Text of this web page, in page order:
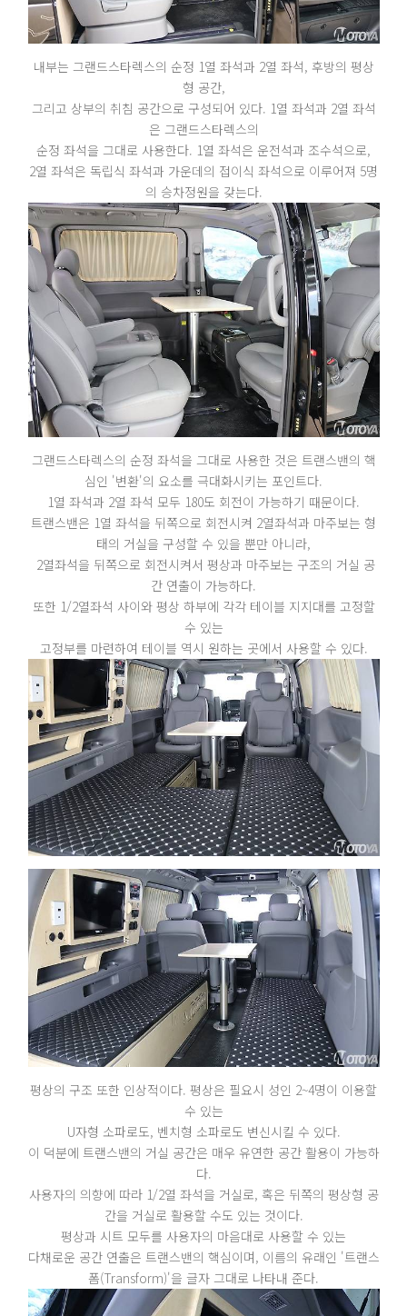
내부는 그랜드스타렉스의 순정 1열 좌석과 2열 좌석, 후방의 평상
형 공간,
그리고 상부의 취침 공간으로 구성되어 있다. 1열 좌석과 2열 좌석
은 그랜드스타렉스의
순정 좌석을 그대로 사용한다. 1열 좌석은 운전석과 조수석으로,
2열 좌석은 독립식 좌석과 가운데의 접이식 좌석으로 이루어져 5명
의 승차정원을 갖는다.
그랜드스타렉스의 순정 좌석을 그대로 사용한 것은 트랜스밴의 핵
심인 '변환'의 요소를 극대화시키는 포인트다.
1열 좌석과 2열 좌석 모두 180도 회전이 가능하기 때문이다.
트랜스밴은 1열 좌석을 뒤쪽으로 회전시켜 2열좌석과 마주보는 형
태의 거실을 구성할 수 있을 뿐만 아니라,
2열좌석을 뒤쪽으로 회전시켜서 평상과 마주보는 구조의 거실 공
간 연출이 가능하다.
또한 1/2열좌석 사이와 평상 하부에 각각 테이블 지지대를 고정할
수 있는
고정부를 마련하여 테이블 역시 원하는 곳에서 사용할 수 있다.
평상의 구조 또한 인상적이다. 평상은 필요시 성인 2~4명이 이용할
수 있는
U자형 소파로도, 벤치형 소파로도 변신시킬 수 있다.
이 덕분에 트랜스밴의 거실 공간은 매우 유연한 공간 활용이 가능하
다.
사용자의 의향에 따라 1/2열 좌석을 거실로, 혹은 뒤쪽의 평상형 공
간을 거실로 활용할 수도 있는 것이다.
평상과 시트 모두를 사용자의 마음대로 사용할 수 있는
다채로운 공간 연출은 트랜스밴의 핵심이며, 이름의 유래인 '트랜스
폼(Transform)'을 글자 그대로 나타내 준다.